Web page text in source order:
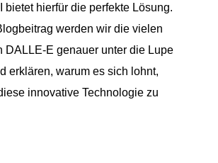
bietet hierfür die perfekte Lösung.
werden wir die vielen
DALLE-E genauer unter die Lupe
erklären, warum es sich lohnt,
innovative Technologie zu